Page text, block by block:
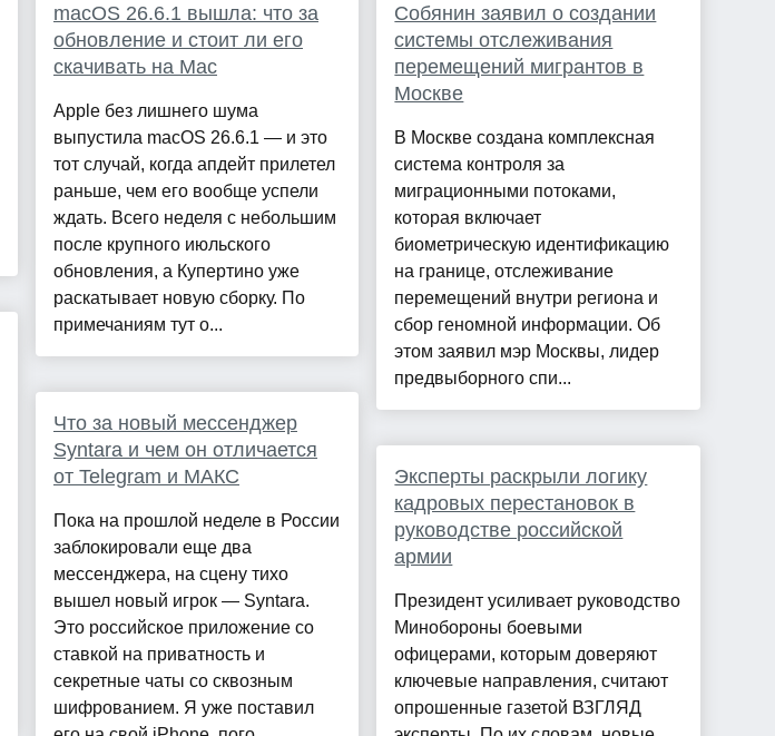
macOS 26.6.1 вышла: что за
обновление и стоит ли его
скачивать на Mac
Apple без лишнего шума
выпустила macOS 26.6.1 — и это
тот случай, когда апдейт прилетел
раньше, чем его вообще успели
ждать. Всего неделя с небольшим
после крупного июльского
обновления, а Купертино уже
раскатывает новую сборку. По
примечаниям тут о...
Что за новый мессенджер
Syntara и чем он отличается
от Telegram и МАКС
Пока на прошлой неделе в России
заблокировали еще два
мессенджера, на сцену тихо
вышел новый игрок — Syntara.
Это российское приложение со
ставкой на приватность и
секретные чаты со сквозным
шифрованием. Я уже поставил
Собянин заявил о создании
системы отслеживания
перемещений мигрантов в
Москве
В Москве создана комплексная
система контроля за
миграционными потоками,
которая включает
биометрическую идентификацию
на границе, отслеживание
перемещений внутри региона и
сбор геномной информации. Об
этом заявил мэр Москвы, лидер
предвыборного спи...
Эксперты раскрыли логику
кадровых перестановок в
руководстве российской
армии
Президент усиливает руководство
Минобороны боевыми
офицерами, которым доверяют
ключевые направления, считают
опрошенные газетой ВЗГЛЯД